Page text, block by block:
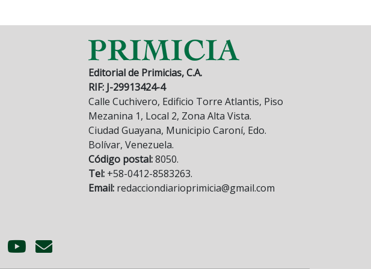
Editorial de Primicias, C.A.
RIF: J-29913424-4
Calle Cuchivero, Edificio Torre Atlantis, Piso
Mezanina 1, Local 2, Zona Alta Vista.
Ciudad Guayana, Municipio Caroní, Edo.
Bolívar, Venezuela.
Código postal:8050.
Tel: +58-0412-8583263.
Email: redacciondiarioprimicia@gmail.com